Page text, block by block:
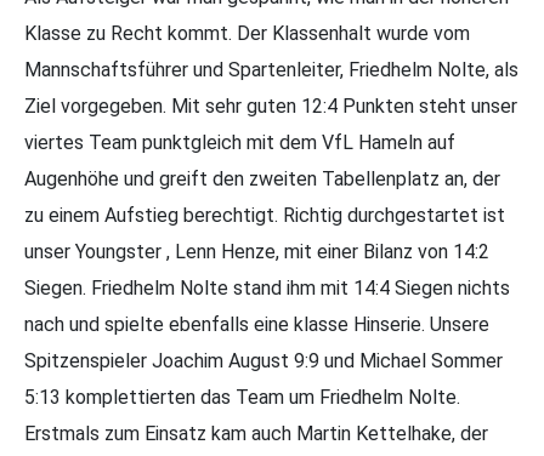
Klasse zu Recht kommt. Der Klassenhalt wurde vom
Mannschaftsführer und Spartenleiter, Friedhelm Nolte, als
Ziel vorgegeben. Mit sehr guten 12:4 Punkten steht unser
viertes Team punktgleich mit dem VfL Hameln auf
Augenhöhe und greift den zweiten Tabellenplatz an, der
zu einem Aufstieg berechtigt. Richtig durchgestartet ist
unser Youngster , Lenn Henze, mit einer Bilanz von 14:2
Siegen. Friedhelm Nolte stand ihm mit 14:4 Siegen nichts
nach und spielte ebenfalls eine klasse Hinserie. Unsere
Spitzenspieler Joachim August 9:9 und Michael Sommer
5:13 komplettierten das Team um Friedhelm Nolte.
Erstmals zum Einsatz kam auch Martin Kettelhake, der